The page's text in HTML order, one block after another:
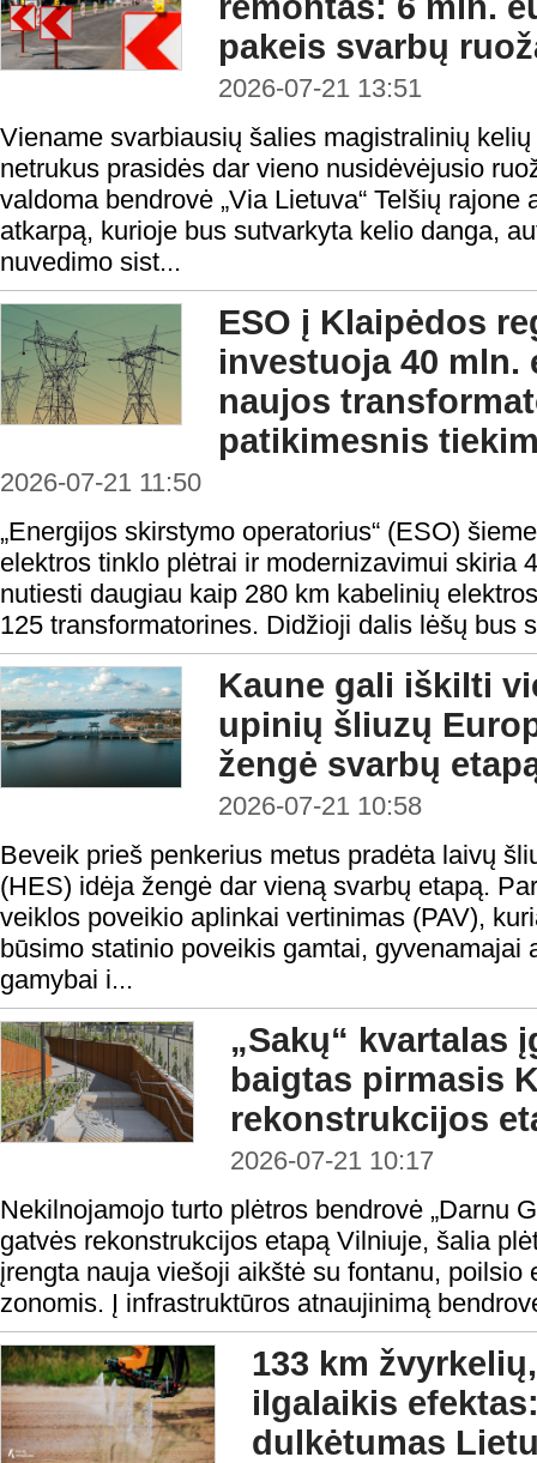
pakeis svarbų
2026-07-21 13:51
Viename svarbiausių šalies magistralinių
netrukus prasidės dar vieno nusidėvėjusio
valdoma bendrovė „Via Lietuva“ Telšių
atkarpą, kurioje bus sutvarkyta kelio danga,
nuvedimo sist...
ESO į Klaipėdos
investuoja 40 mln.
naujos
patikimesnis
2026-07-21 11:50
„Energijos skirstymo operatorius“ (ESO)
elektros tinklo plėtrai ir modernizavimui skiria
nutiesti daugiau kaip 280 km kabelinių
125 transformatorines. Didžioji dalis lėšų bus
Kaune gali iškilti
upinių šliuzų
žengė svarbų
2026-07-21 10:58
Beveik prieš penkerius metus pradėta laivų
(HES) idėja žengė dar vieną svarbų etapą.
veiklos poveikio aplinkai vertinimas (PAV),
būsimo statinio poveikis gamtai, gyvenamajai
gamybai i...
„Sakų“ kvartalas
baigtas pirmasis
rekonstrukcijos
2026-07-21 10:17
Nekilnojamojo turto plėtros bendrovė „Darnu
gatvės rekonstrukcijos etapą Vilniuje, šalia
įrengta nauja viešoji aikštė su fontanu, poilsio
zonomis. Į infrastruktūros atnaujinimą
133 km
ilgalaikis
dulkėtumas